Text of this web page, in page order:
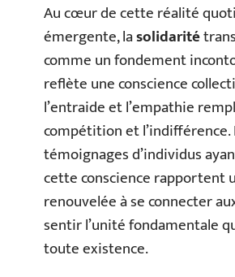
Au cœur de cette réalité
émergente, lasolidarité
comme un fondement
reflète une conscience
l’entraide et l’empathie
compétition et l’indifférence.
témoignages d’individus
cette conscience rapportent
renouvelée à se connecter
sentir l’unité fondamentale
toute existence.